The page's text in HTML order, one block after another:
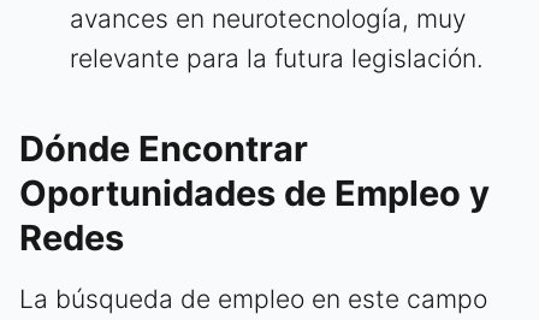
avances en neurotecnología, muy
relevante para la futura legislación.
Dónde Encontrar
Oportunidades de Empleo y
Redes
La búsqueda de empleo en este campo